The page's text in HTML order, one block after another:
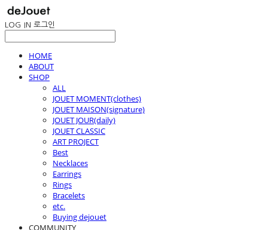
LOG IN 로그인
HOME
ABOUT
SHOP
ALL
JOUET MOMENT(clothes)
JOUET MAISON(signature)
JOUET JOUR(daily)
JOUET CLASSIC
ART PROJECT
Best
Necklaces
Earrings
Rings
Bracelets
etc.
Buying dejouet
COMMUNITY